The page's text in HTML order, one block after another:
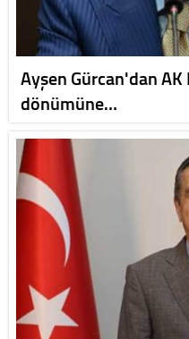
Ayşen Gürcan'dan
dönümüne…